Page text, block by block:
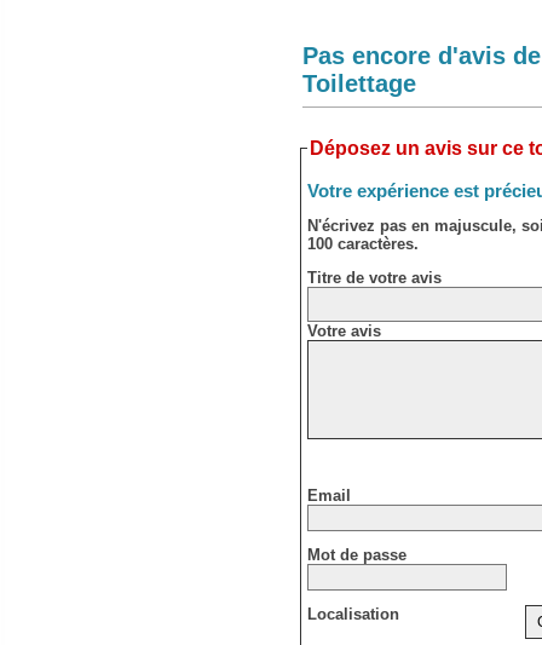
Pas encore d'avis
Toilettage
Déposez un avis sur ce
Votre expérience est
N'écrivez pas en majuscule,
100 caractères.
Titre de votre avis
Votre avis
Email
Mot de passe
Localisation